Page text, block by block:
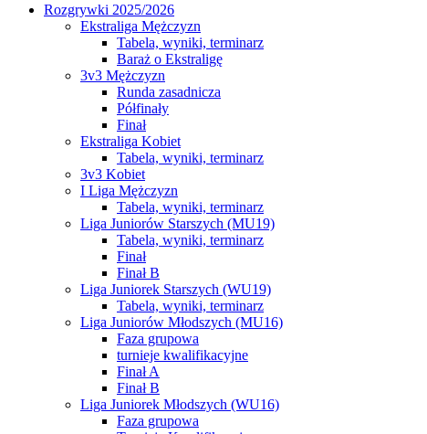
Rozgrywki 2025/2026
Ekstraliga Mężczyzn
Tabela, wyniki, terminarz
Baraż o Ekstraligę
3v3 Mężczyzn
Runda zasadnicza
Półfinały
Finał
Ekstraliga Kobiet
Tabela, wyniki, terminarz
3v3 Kobiet
I Liga Mężczyzn
Tabela, wyniki, terminarz
Liga Juniorów Starszych (MU19)
Tabela, wyniki, terminarz
Finał
Finał B
Liga Juniorek Starszych (WU19)
Tabela, wyniki, terminarz
Liga Juniorów Młodszych (MU16)
Faza grupowa
turnieje kwalifikacyjne
Finał A
Finał B
Liga Juniorek Młodszych (WU16)
Faza grupowa